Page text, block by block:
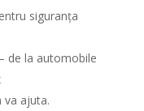
siguranța
de la automobile
va ajuta.